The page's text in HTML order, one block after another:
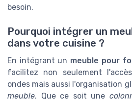
besoin.
Pourquoi intégrer un
dans votre cuisine ?
En intégrant un meuble pour
facilitez non seulement
ondes mais aussi l'organisation
meuble. Que ce soit une